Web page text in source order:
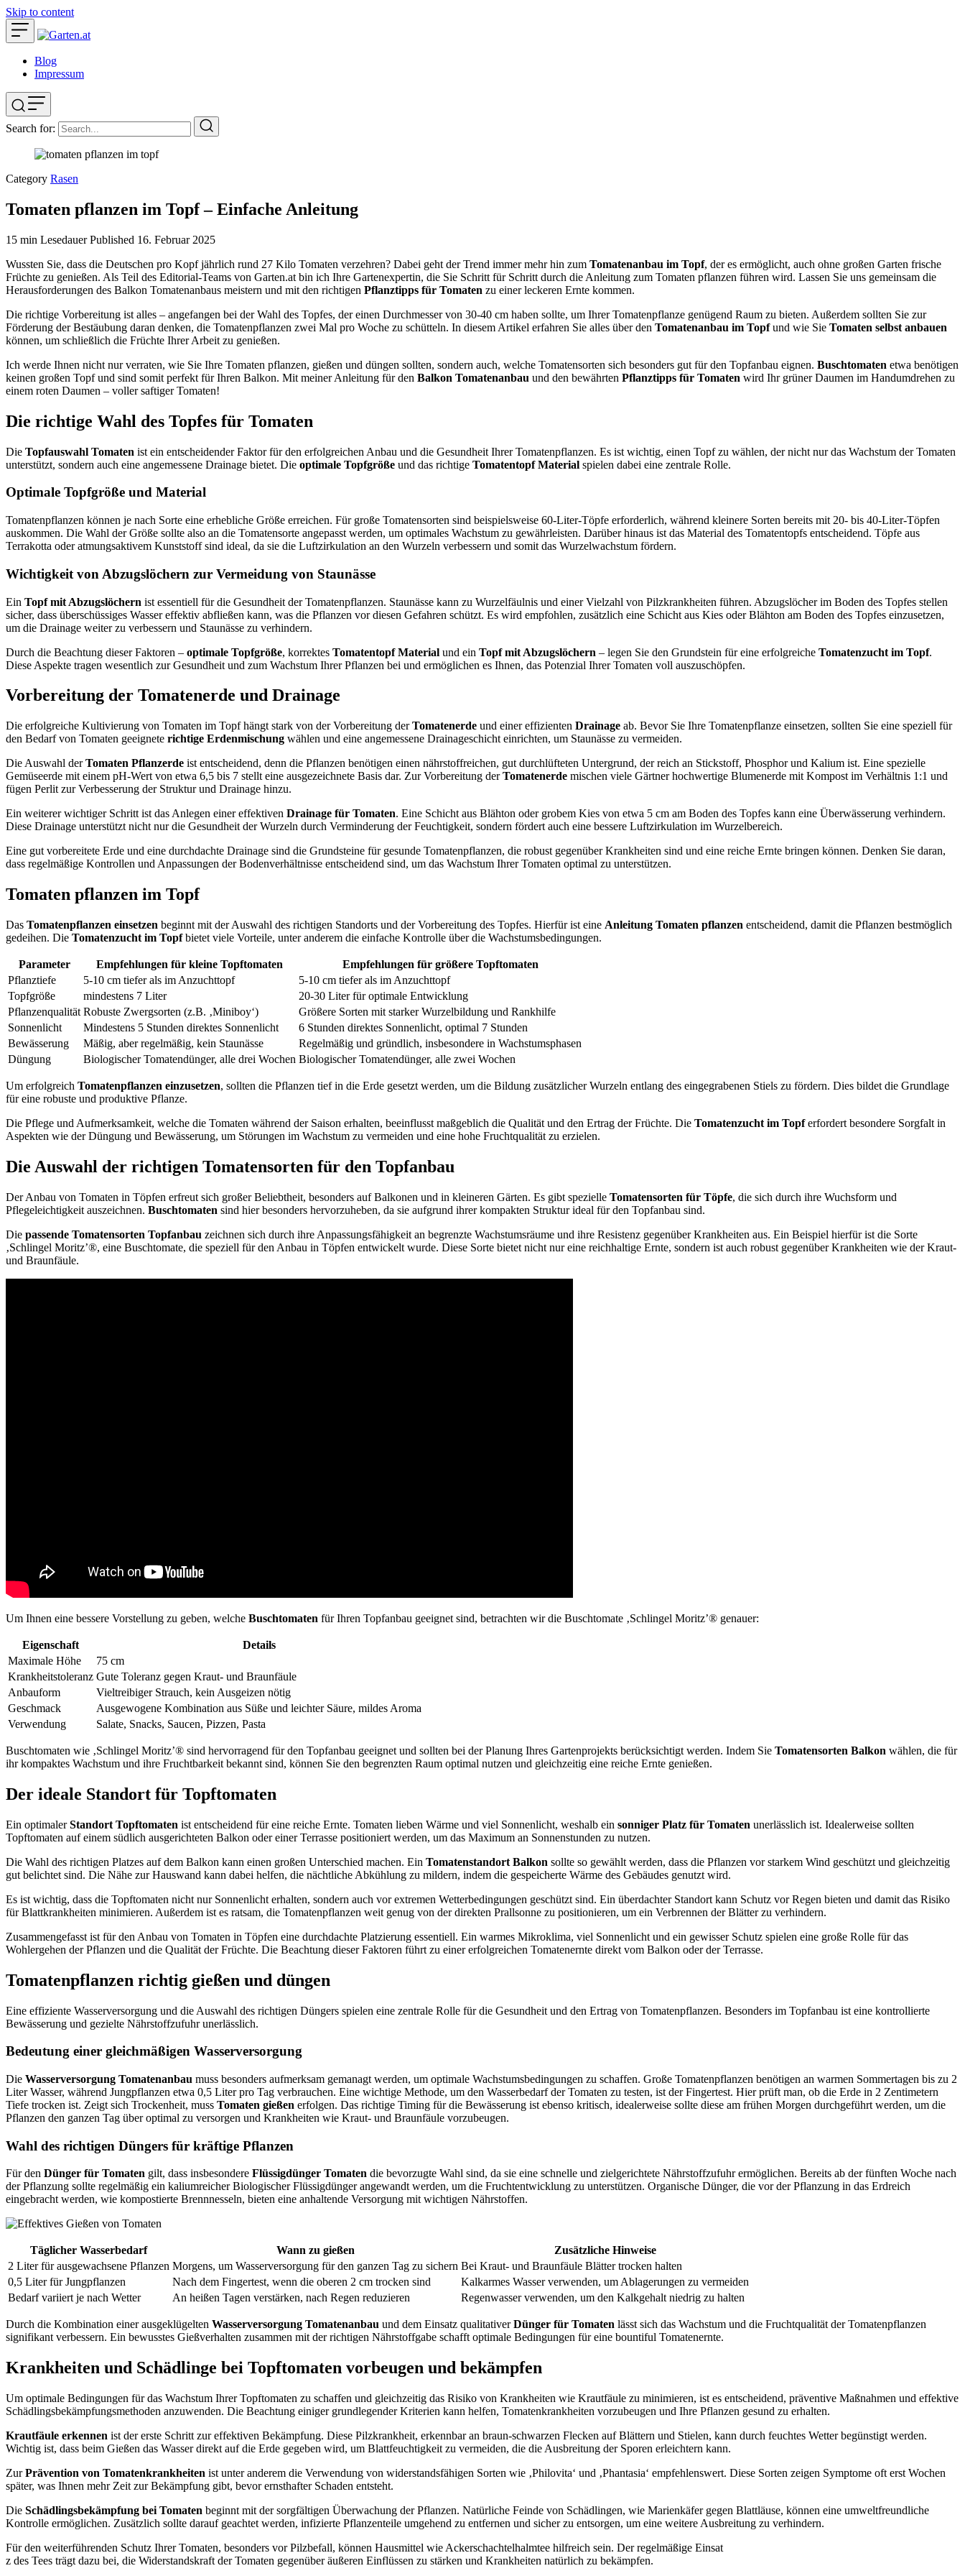
Skip to content
Blog
Impressum
Search for:
Category Rasen
Tomaten pflanzen im Topf – Einfache Anleitung
15 min LesedauerPublished 16. Februar 2025
Wussten Sie, dass die Deutschen pro Kopf jährlich rund 27 Kilo Tomaten verzehren? Dabei geht der Trend immer mehr hin zum Tomatenanbau im Topf, der es ermöglicht, auch ohne großen Garten frische
Früchte zu genießen. Als Teil des Editorial-Teams von Garten.at bin ich Ihre Gartenexpertin, die Sie Schritt für Schritt durch die Anleitung zum Tomaten pflanzen führen wird. Lassen Sie uns gemeinsam die
Herausforderungen des Balkon Tomatenanbaus meistern und mit den richtigen Pflanztipps für Tomaten zu einer leckeren Ernte kommen.
Die richtige Vorbereitung ist alles – angefangen bei der Wahl des Topfes, der einen Durchmesser von 30-40 cm haben sollte, um Ihrer Tomatenpflanze genügend Raum zu bieten. Außerdem sollten Sie zur
Förderung der Bestäubung daran denken, die Tomatenpflanzen zwei Mal pro Woche zu schütteln. In diesem Artikel erfahren Sie alles über den Tomatenanbau im Topfund wie Sie Tomaten selbst anbauen
können, um schließlich die Früchte Ihrer Arbeit zu genießen.
Ich werde Ihnen nicht nur verraten, wie Sie Ihre Tomaten pflanzen, gießen und düngen sollten, sondern auch, welche Tomatensorten sich besonders gut für den Topfanbau eignen. Buschtomaten etwa benötigen
keinen großen Topf und sind somit perfekt für Ihren Balkon. Mit meiner Anleitung für den Balkon Tomatenanbau und den bewährten Pflanztipps für Tomaten wird Ihr grüner Daumen im Handumdrehen zu
einem roten Daumen – voller saftiger Tomaten!
Die richtige Wahl des Topfes für Tomaten
Die Topfauswahl Tomaten ist ein entscheidender Faktor für den erfolgreichen Anbau und die Gesundheit Ihrer Tomatenpflanzen. Es ist wichtig, einen Topf zu wählen, der nicht nur das Wachstum der Tomaten
unterstützt, sondern auch eine angemessene Drainage bietet. Die optimale Topfgröße und das richtige Tomatentopf Material spielen dabei eine zentrale Rolle.
Optimale Topfgröße und Material
Tomatenpflanzen können je nach Sorte eine erhebliche Größe erreichen. Für große Tomatensorten sind beispielsweise 60-Liter-Töpfe erforderlich, während kleinere Sorten bereits mit 20- bis 40-Liter-Töpfen
auskommen. Die Wahl der Größe sollte also an die Tomatensorte angepasst werden, um optimales Wachstum zu gewährleisten. Darüber hinaus ist das Material des Tomatentopfs entscheidend. Töpfe aus
Terrakotta oder atmungsaktivem Kunststoff sind ideal, da sie die Luftzirkulation an den Wurzeln verbessern und somit das Wurzelwachstum fördern.
Wichtigkeit von Abzugslöchern zur Vermeidung von Staunässe
Ein Topf mit Abzugslöchern ist essentiell für die Gesundheit der Tomatenpflanzen. Staunässe kann zu Wurzelfäulnis und einer Vielzahl von Pilzkrankheiten führen. Abzugslöcher im Boden des Topfes stellen
sicher, dass überschüssiges Wasser effektiv abfließen kann, was die Pflanzen vor diesen Gefahren schützt. Es wird empfohlen, zusätzlich eine Schicht aus Kies oder Blähton am Boden des Topfes einzusetzen,
um die Drainage weiter zu verbessern und Staunässe zu verhindern.
Durch die Beachtung dieser Faktoren – optimale Topfgröße, korrektes Tomatentopf Material und ein Topf mit Abzugslöchern – legen Sie den Grundstein für eine erfolgreiche Tomatenzucht im Topf.
Diese Aspekte tragen wesentlich zur Gesundheit und zum Wachstum Ihrer Pflanzen bei und ermöglichen es Ihnen, das Potenzial Ihrer Tomaten voll auszuschöpfen.
Vorbereitung der Tomatenerde und Drainage
Die erfolgreiche Kultivierung von Tomaten im Topf hängt stark von der Vorbereitung derTomatenerde und einer effizienten Drainage ab. Bevor Sie Ihre Tomatenpflanze einsetzen, sollten Sie eine speziell für
den Bedarf von Tomaten geeignete richtige Erdenmischung wählen und eine angemessene Drainageschicht einrichten, um Staunässe zu vermeiden.
Die Auswahl derTomaten Pflanzerde ist entscheidend, denn die Pflanzen benötigen einen nährstoffreichen, gut durchlüfteten Untergrund, der reich an Stickstoff, Phosphor und Kalium ist. Eine spezielle
Gemüseerde mit einem pH-Wert von etwa 6,5 bis 7 stellt eine ausgezeichnete Basis dar. Zur Vorbereitung derTomatenerde mischen viele Gärtner hochwertige Blumenerde mit Kompost im Verhältnis 1:1 und
fügen Perlit zur Verbesserung der Struktur und Drainage hinzu.
Ein weiterer wichtiger Schritt ist das Anlegen einer effektiven Drainage für Tomaten. Eine Schicht aus Blähton oder grobem Kies von etwa 5 cm am Boden des Topfes kann eine Überwässerung verhindern.
Diese Drainage unterstützt nicht nur die Gesundheit der Wurzeln durch Verminderung der Feuchtigkeit, sondern fördert auch eine bessere Luftzirkulation im Wurzelbereich.
Eine gut vorbereitete Erde und eine durchdachte Drainage sind die Grundsteine für gesunde Tomatenpflanzen, die robust gegenüber Krankheiten sind und eine reiche Ernte bringen können. Denken Sie daran,
dass regelmäßige Kontrollen und Anpassungen der Bodenverhältnisse entscheidend sind, um das Wachstum Ihrer Tomaten optimal zu unterstützen.
Tomaten pflanzen im Topf
Das Tomatenpflanzen einsetzen beginnt mit der Auswahl des richtigen Standorts und der Vorbereitung des Topfes. Hierfür ist eine Anleitung Tomaten pflanzen entscheidend, damit die Pflanzen bestmöglich
gedeihen. Die Tomatenzucht im Topfbietet viele Vorteile, unter anderem die einfache Kontrolle über die Wachstumsbedingungen.
Parameter Empfehlungen für kleine Topftomaten
Empfehlungen für größere Topftomaten
Pflanztiefe
5-10 cm tiefer als im Anzuchttopf
5-10 cm tiefer als im Anzuchttopf
Topfgröße
mindestens 7 Liter
20-30 Liter für optimale Entwicklung
Pflanzenqualität Robuste Zwergsorten (z.B. ‚Miniboy‘)
Größere Sorten mit starker Wurzelbildung und Rankhilfe
Sonnenlicht
Mindestens 5 Stunden direktes Sonnenlicht
6 Stunden direktes Sonnenlicht, optimal 7 Stunden
Bewässerung
Mäßig, aber regelmäßig, kein Staunässe
Regelmäßig und gründlich, insbesondere in Wachstumsphasen
Düngung
Biologischer Tomatendünger, alle drei Wochen Biologischer Tomatendünger, alle zwei Wochen
Um erfolgreich Tomatenpflanzen einzusetzen, sollten die Pflanzen tief in die Erde gesetzt werden, um die Bildung zusätzlicher Wurzeln entlang des eingegrabenen Stiels zu fördern. Dies bildet die Grundlage
für eine robuste und produktive Pflanze.
Die Pflege und Aufmerksamkeit, welche die Tomaten während der Saison erhalten, beeinflusst maßgeblich die Qualität und den Ertrag der Früchte. Die Tomatenzucht im Topferfordert besondere Sorgfalt in
Aspekten wie der Düngung und Bewässerung, um Störungen im Wachstum zu vermeiden und eine hohe Fruchtqualität zu erzielen.
Die Auswahl der richtigen Tomatensorten für den Topfanbau
Der Anbau von Tomaten in Töpfen erfreut sich großer Beliebtheit, besonders auf Balkonen und in kleineren Gärten. Es gibt spezielle Tomatensorten für Töpfe, die sich durch ihre Wuchsform und
Pflegeleichtigkeit auszeichnen. Buschtomaten sind hier besonders hervorzuheben, da sie aufgrund ihrer kompakten Struktur ideal für den Topfanbau sind.
Die passende Tomatensorten Topfanbau zeichnen sich durch ihre Anpassungsfähigkeit an begrenzte Wachstumsräume und ihre Resistenz gegenüber Krankheiten aus. Ein Beispiel hierfür ist die Sorte
‚Schlingel Moritz’®, eine Buschtomate, die speziell für den Anbau in Töpfen entwickelt wurde. Diese Sorte bietet nicht nur eine reichhaltige Ernte, sondern ist auch robust gegenüber Krankheiten wie der Kraut-
und Braunfäule.
Um Ihnen eine bessere Vorstellung zu geben, welche Buschtomaten für Ihren Topfanbau geeignet sind, betrachten wir die Buschtomate ‚Schlingel Moritz’® genauer:
Eigenschaft
Details
Maximale Höhe
75 cm
Krankheitstoleranz Gute Toleranz gegen Kraut- und Braunfäule
Anbauform
Vieltreibiger Strauch, kein Ausgeizen nötig
Geschmack
Ausgewogene Kombination aus Süße und leichter Säure, mildes Aroma
Verwendung
Salate, Snacks, Saucen, Pizzen, Pasta
Buschtomaten wie ‚Schlingel Moritz’® sind hervorragend für den Topfanbau geeignet und sollten bei der Planung Ihres Gartenprojekts berücksichtigt werden. Indem Sie Tomatensorten Balkon wählen, die für
ihr kompaktes Wachstum und ihre Fruchtbarkeit bekannt sind, können Sie den begrenzten Raum optimal nutzen und gleichzeitig eine reiche Ernte genießen.
Der ideale Standort für Topftomaten
Ein optimalerStandort Topftomaten ist entscheidend für eine reiche Ernte. Tomaten lieben Wärme und viel Sonnenlicht, weshalb ein sonniger Platz für Tomaten unerlässlich ist. Idealerweise sollten
Topftomaten auf einem südlich ausgerichteten Balkon oder einer Terrasse positioniert werden, um das Maximum an Sonnenstunden zu nutzen.
Die Wahl des richtigen Platzes auf dem Balkon kann einen großen Unterschied machen. Ein Tomatenstandort Balkon sollte so gewählt werden, dass die Pflanzen vor starkem Wind geschützt und gleichzeitig
gut belichtet sind. Die Nähe zur Hauswand kann dabei helfen, die nächtliche Abkühlung zu mildern, indem die gespeicherte Wärme des Gebäudes genutzt wird.
Es ist wichtig, dass die Topftomaten nicht nur Sonnenlicht erhalten, sondern auch vor extremen Wetterbedingungen geschützt sind. Ein überdachter Standort kann Schutz vor Regen bieten und damit das Risiko
für Blattkrankheiten minimieren. Außerdem ist es ratsam, die Tomatenpflanzen weit genug von der direkten Prallsonne zu positionieren, um ein Verbrennen der Blätter zu verhindern.
Zusammengefasst ist für den Anbau von Tomaten in Töpfen eine durchdachte Platzierung essentiell. Ein warmes Mikroklima, viel Sonnenlicht und ein gewisser Schutz spielen eine große Rolle für das
Wohlergehen der Pflanzen und die Qualität der Früchte. Die Beachtung dieser Faktoren führt zu einer erfolgreichen Tomatenernte direkt vom Balkon oder der Terrasse.
Tomatenpflanzen richtig gießen und düngen
Eine effiziente Wasserversorgung und die Auswahl des richtigen Düngers spielen eine zentrale Rolle für die Gesundheit und den Ertrag von Tomatenpflanzen. Besonders im Topfanbau ist eine kontrollierte
Bewässerung und gezielte Nährstoffzufuhr unerlässlich.
Bedeutung einer gleichmäßigen Wasserversorgung
Die Wasserversorgung Tomatenanbau muss besonders aufmerksam gemanagt werden, um optimale Wachstumsbedingungen zu schaffen. Große Tomatenpflanzen benötigen an warmen Sommertagen bis zu 2
Liter Wasser, während Jungpflanzen etwa 0,5 Liter pro Tag verbrauchen. Eine wichtige Methode, um den Wasserbedarf der Tomaten zu testen, ist der Fingertest. Hier prüft man, ob die Erde in 2 Zentimetern
Tiefe trocken ist. Zeigt sich Trockenheit, muss Tomaten gießen erfolgen. Das richtige Timing für die Bewässerung ist ebenso kritisch, idealerweise sollte diese am frühen Morgen durchgeführt werden, um die
Pflanzen den ganzen Tag über optimal zu versorgen und Krankheiten wie Kraut- und Braunfäule vorzubeugen.
Wahl des richtigen Düngers für kräftige Pflanzen
Für den Dünger für Tomaten gilt, dass insbesondere Flüssigdünger Tomaten die bevorzugte Wahl sind, da sie eine schnelle und zielgerichtete Nährstoffzufuhr ermöglichen. Bereits ab der fünften Woche nach
der Pflanzung sollte regelmäßig ein kaliumreicher Biologischer Flüssigdünger angewandt werden, um die Fruchtentwicklung zu unterstützen. Organische Dünger, die vor der Pflanzung in das Erdreich
eingebracht werden, wie kompostierte Brennnesseln, bieten eine anhaltende Versorgung mit wichtigen Nährstoffen.
Täglicher Wasserbedarf Wann zu gießen
Zusätzliche Hinweise
2 Liter für ausgewachsene Pflanzen Morgens, um Wasserversorgung für den ganzen Tag zu sichern Bei Kraut- und Braunfäule Blätter trocken halten
0,5 Liter für Jungpflanzen
Nach dem Fingertest, wenn die oberen 2 cm trocken sind
Kalkarmes Wasser verwenden, um Ablagerungen zu vermeiden
Bedarf variiert je nach Wetter
An heißen Tagen verstärken, nach Regen reduzieren Regenwasser verwenden, um den Kalkgehalt niedrig zu halten
Durch die Kombination einer ausgeklügelten Wasserversorgung Tomatenanbau und dem Einsatz qualitativerDünger für Tomaten lässt sich das Wachstum und die Fruchtqualität der Tomatenpflanzen
signifikant verbessern. Ein bewusstes Gießverhalten zusammen mit der richtigen Nährstoffgabe schafft optimale Bedingungen für eine bountiful Tomatenernte.
Krankheiten und Schädlinge bei Topftomaten vorbeugen und bekämpfen
Um optimale Bedingungen für das Wachstum Ihrer Topftomaten zu schaffen und gleichzeitig das Risiko von Krankheiten wie Krautfäule zu minimieren, ist es entscheidend, präventive Maßnahmen und effektive
Schädlingsbekämpfungsmethoden anzuwenden. Die Beachtung einiger grundlegender Kriterien kann helfen, Tomatenkrankheiten vorzubeugen und Ihre Pflanzen gesund zu erhalten.
Krautfäule erkennen ist der erste Schritt zur effektiven Bekämpfung. Diese Pilzkrankheit, erkennbar an braun-schwarzen Flecken auf Blättern und Stielen, kann durch feuchtes Wetter begünstigt werden.
Wichtig ist, dass beim Gießen das Wasser direkt auf die Erde gegeben wird, um Blattfeuchtigkeit zu vermeiden, die die Ausbreitung der Sporen erleichtern kann.
ZurPrävention von Tomatenkrankheiten ist unter anderem die Verwendung von widerstandsfähigen Sorten wie ‚Philovita‘ und ‚Phantasia‘ empfehlenswert. Diese Sorten zeigen Symptome oft erst Wochen
später, was Ihnen mehr Zeit zur Bekämpfung gibt, bevor ernsthafter Schaden entsteht.
Die Schädlingsbekämpfung bei Tomaten beginnt mit der sorgfältigen Überwachung der Pflanzen. Natürliche Feinde von Schädlingen, wie Marienkäfer gegen Blattläuse, können eine umweltfreundliche
Kontrolle ermöglichen. Zusätzlich sollte darauf geachtet werden, infizierte Pflanzenteile umgehend zu entfernen und sicher zu entsorgen, um eine weitere Ausbreitung zu verhindern.
Für den weiterführenden Schutz Ihrer Tomaten, besonders vor Pilzbefall, können Hausmittel wie Ackerschachtelhalmtee hilfreich sein. Der regelmäßige Einsat
z des Tees trägt dazu bei, die Widerstandskraft der Tomaten gegenüber äußeren Einflüssen zu stärken und Krankheiten natürlich zu bekämpfen.